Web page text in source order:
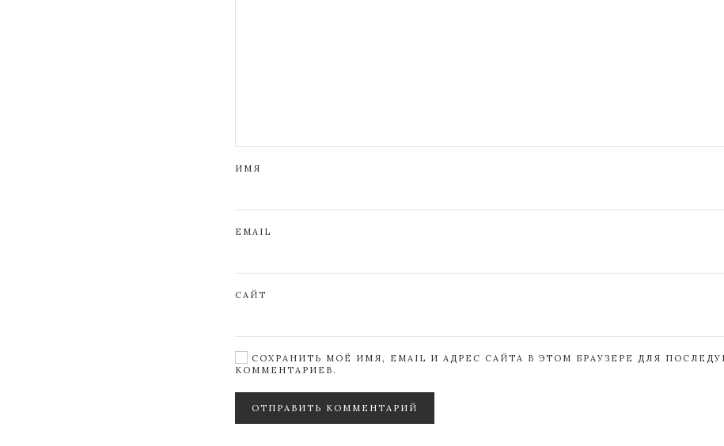
ИМЯ
EMAIL
САЙТ
СОХРАНИТЬ МОЁ ИМЯ, EMAIL И АДРЕС САЙТА В ЭТОМ БРАУЗЕРЕ ДЛЯ
КОММЕНТАРИЕВ.
ОТПРАВИТЬ КОММЕНТАРИЙ